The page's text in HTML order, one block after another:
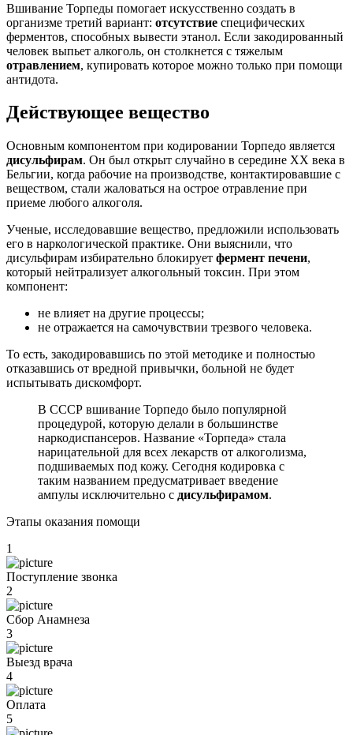
Вшивание Торпеды помогает искусственно создать в
организме третий вариант: отсутствие специфических
ферментов, способных вывести этанол. Если закодированный
человек выпьет алкоголь, он столкнется с тяжелым
отравлением, купировать которое можно только при помощи
антидота.
Действующее вещество
Основным компонентом при кодировании Торпедо является
дисульфирам. Он был открыт случайно в середине ХХ века в
Бельгии, когда рабочие на производстве, контактировавшие с
веществом, стали жаловаться на острое отравление при
приеме любого алкоголя.
Ученые, исследовавшие вещество, предложили использовать
его в наркологической практике. Они выяснили, что
дисульфирам избирательно блокирует фермент печени,
который нейтрализует алкогольный токсин. При этом
компонент:
не влияет на другие процессы;
не отражается на самочувствии трезвого человека.
То есть, закодировавшись по этой методике и полностью
отказавшись от вредной привычки, больной не будет
испытывать дискомфорт.
В СССР вшивание Торпедо было популярной
процедурой, которую делали в большинстве
наркодиспансеров. Название «Торпеда» стала
нарицательной для всех лекарств от алкоголизма,
подшиваемых под кожу. Сегодня кодировка с
таким названием предусматривает введение
ампулы исключительно с дисульфирамом.
Этапы оказания помощи
1
Поступление звонка
2
Сбор Анамнеза
3
Выезд врача
4
Оплата
5